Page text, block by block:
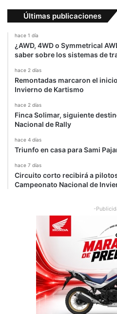
Últimas publicaciones
hace 1 día
¿AWD, 4WD o Symmetrical
saber sobre los sistemas de
hace 2 días
Remontadas marcaron el
Invierno de Kartismo
hace 2 días
Finca Solimar, siguiente
Nacional de Rally
hace 4 días
Triunfo en casa para Sami
hace 7 días
Circuito corto recibirá a
Campeonato Nacional de
-